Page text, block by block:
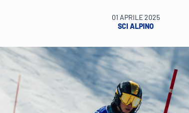
01 APRILE 2025
SCI ALPINO